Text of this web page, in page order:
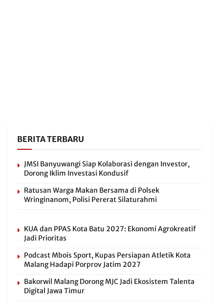
BERITA TERBARU
JMSI Banyuwangi Siap Kolaborasi dengan Investor,
Dorong Iklim Investasi Kondusif
Ratusan Warga Makan Bersama di Polsek
Wringinanom, Polisi Pererat Silaturahmi
KUA dan PPAS Kota Batu 2027: Ekonomi Agrokreatif
Jadi Prioritas
Podcast Mbois Sport, Kupas Persiapan Atletik Kota
Malang Hadapi Porprov Jatim 2027
Bakorwil Malang Dorong MJC Jadi Ekosistem Talenta
Digital Jawa Timur